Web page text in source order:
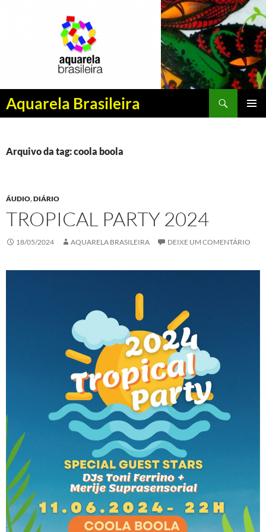
Aquarela Brasileira
Pesquisar
PULAR
CONTEÚDO
Arquivo da tag: coola boola
ÁUDIO,DIÁRIO
TROPICAL PARTY 2024
18/05/2024 AQUARELA BRASILEIRA DEIXE UM COMENTÁRIO